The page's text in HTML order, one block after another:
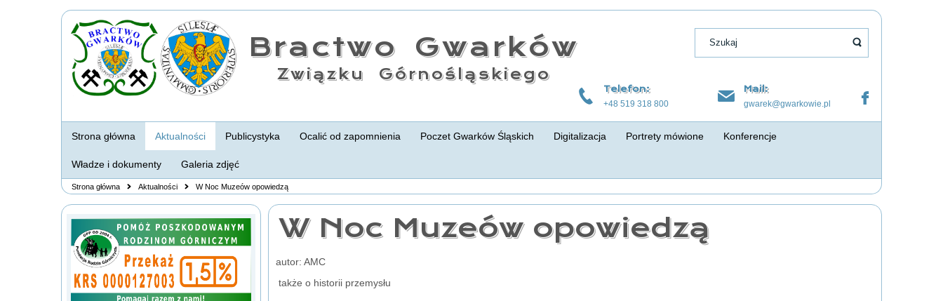
Bractwo Gwarków
Związku Górnośląskiego
Telefon:
+48 519 318 800
Mail:
gwarek@gwarkowie.pl
Strona główna Aktualności Publicystyka Ocalić od zapomnienia Poczet Gwarków Śląskich Digitalizacja Portrety mówione Konferencje
Władze i dokumenty Galeria zdjęć
Strona główna Aktualności W Noc Muzeów opowiedzą
W Noc Muzeów opowiedzą
autor: AMC
także o historii przemysłu